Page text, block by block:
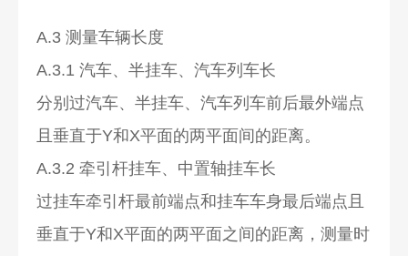
A.3 测量车辆长度
A.3.1 汽车、半挂车、汽车列车长
分别过汽车、半挂车、汽车列车前后最外端点
且垂直于Y和X平面的两平面间的距离。
A.3.2 牵引杆挂车、中置轴挂车长
过挂车牵引杆最前端点和挂车车身最后端点且
垂直于Y和X平面的两平面之间的距离，测量时